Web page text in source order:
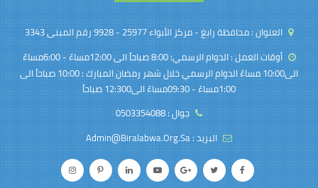
العنوان :محافظة رابغ - مركز الأبواء 25977 - 9928 رقم المبنى 3343
أوقات العمل :
الدوام الرسمي: 8:00 صباحاً الى 12:00مساءً - 6:00مساءً
الى10:00 مساءً الدوام الرسمي خلال شهر رمضان المبارك : 10:00 صباحاً الى
1:00مساءً - 09:30مساءً الى12:300 صباحاً
جوال :0503354088
البريد :Admin@biralabwa.org.sa